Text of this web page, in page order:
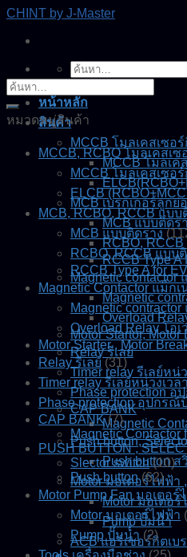
Skip
content
CHINT by J-Master
ค้นหา:
หน้าหลัก
สินค้า
MCCB โมลเคสเซอ
MCCB โมลเค
MCB เบรกเกอร์ลูกย่
MCB แบบติดร
RCBO,
RCCB Type A
Magnetic
Magnetic
Overload
Motor Startor, Motor
Relay รีเลย์
Timer relay รีเลย์หน่
Phase protection
CAP BANK
Magnetic
Push button,
Push button
Motor มอเตอร์ไฟฟ้า
Motor มอเตอร์
Pump ปั๊มน้ำ
ACB แอร์เซอร์กิตเบ
ค้นหา:
หมวดหมู่สินค้า
MCCB, RCBO โมลเคสเซ
MCCB โมลเคสเซอ
ELCB
MCB, RCBO, RCCB แบบ
MCB แบบติดราง
RCBO, RCCB แบบ
RCCB Type A for
Magnetic Contactor แม็ก
Magnetic
Overload Relay โอ
Motor Starter , Motor
Relay รีเลย์ (31)
Timer relay รีเลย์หน่วงเวล
Phase protection อุปกรณ์
CAP BANK (7)
Magnetic Contactor
PUSH BUTTON ,
Slector switch (10)
Push button (62)
Motor Pump Fan มอเตอ
Motor มอเตอร์ไฟฟ้า
Pump ปั๊มน้ำ (2)